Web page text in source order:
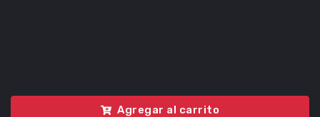
Agregar al carrito